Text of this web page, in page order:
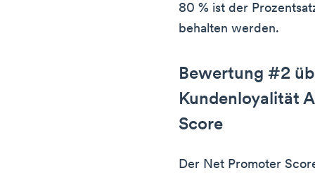
80 % ist der
behalten werden.
Bewertung #2
Kundenloyalität
Score
Der Net Promoter